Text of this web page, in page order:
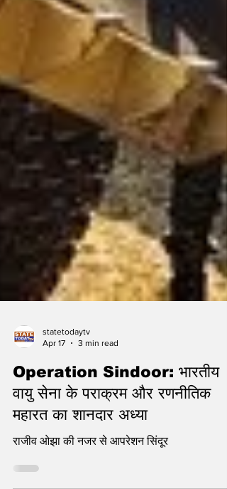
Apr 17
3 min read
Operation Sindoor: भारतीय
वायु सेना के पराक्रम और रणनीतिक
महारत का शानदार अध्या
राजीव ओझा की नजर से आपरेशन सिंदूर